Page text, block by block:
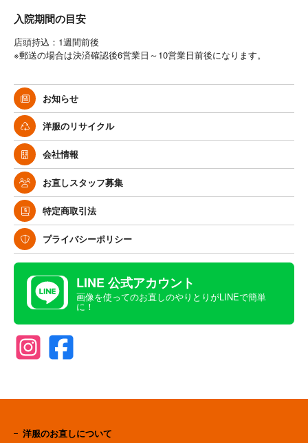
入院期間の目安
店頭持込：1週間前後
※郵送の場合は決済確認後6営業日～10営業日前後になります。
お知らせ
洋服のリサイクル
会社情報
お直しスタッフ募集
特定商取引法
プライバシーポリシー
LINE 公式アカウント
画像を使ってのお直しのやりとりがLINEで簡単
に！
洋服のお直しについて